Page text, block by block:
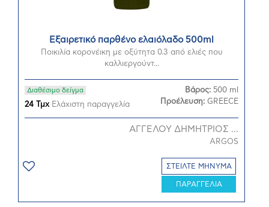
Εξαιρετικό παρθένο ελαιόλαδο 500ml
Ποικιλία κορονέικη με οξύτητα 0.3 από ελιές που
καλλιεργούντ...
Διαθέσιμο δείγμα
24 ΤμχΕλάχιστη παραγγελία
Βάρος: 500 ml
Προέλευση: GREECE
ΑΓΓΕΛΟΥ ΔΗΜΗΤΡΙΟΣ ...
ARGOS
ΣΤΕΙΛΤΕ ΜΗΝΥΜΑ
ΠΑΡΑΓΓΕΛΙΑ